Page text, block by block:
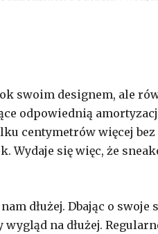
swoim designem, ale
odpowiednią
centymetrów więcej bez
Wydaje się więc, że
dłużej. Dbając o swoje
na dłużej.